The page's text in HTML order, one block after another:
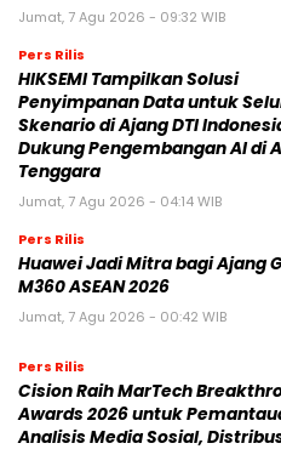
Jumat, 7 Agu 2026 - 09:32 WIB
Pers Rilis
HIKSEMI Tampilkan Solusi
Penyimpanan Data untuk
Skenario di Ajang DTI
Dukung Pengembangan AI di
Tenggara
Jumat, 7 Agu 2026 - 04:14 WIB
Pers Rilis
Huawei Jadi Mitra bagi Ajang
M360 ASEAN 2026
Jumat, 7 Agu 2026 - 00:42 WIB
Pers Rilis
Cision Raih MarTech
Awards 2026 untuk
Analisis Media Sosial,